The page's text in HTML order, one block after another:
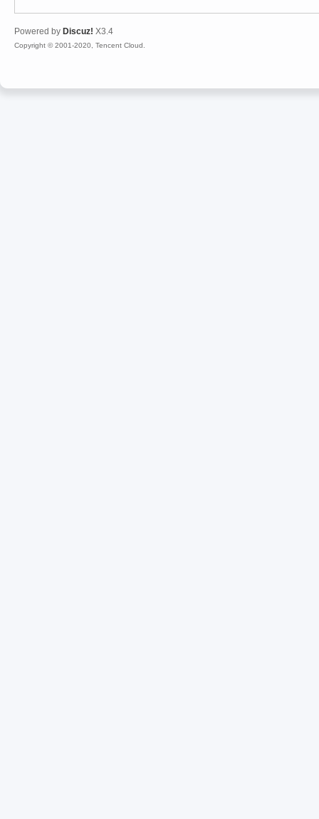
魔
Powered by Discuz! X3.4
Copyright © 2001-2020, Tencent Cloud.